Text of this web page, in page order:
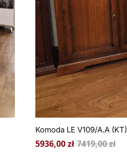
Komoda LE V109/A.A (KT)
7419,00zł
5936,00zł